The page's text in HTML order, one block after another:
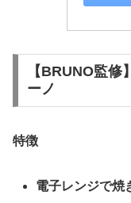
【BRUNO監
ーノ
特徴
電子レンジで焼